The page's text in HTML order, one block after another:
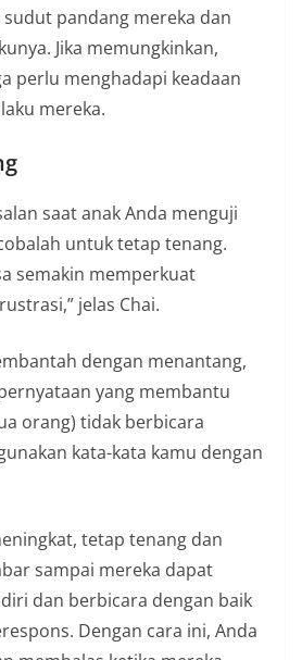
pandang mereka dan
Jika memungkinkan,
perlu menghadapi keadaan
mereka.
saat anak Anda menguji
untuk tetap tenang.
semakin memperkuat
jelas Chai.
dengan menantang,
yang membantu
orang) tidak berbicara
kata-kata kamu dengan
tetap tenang dan
sampai mereka dapat
dan berbicara dengan baik
Dengan cara ini, Anda